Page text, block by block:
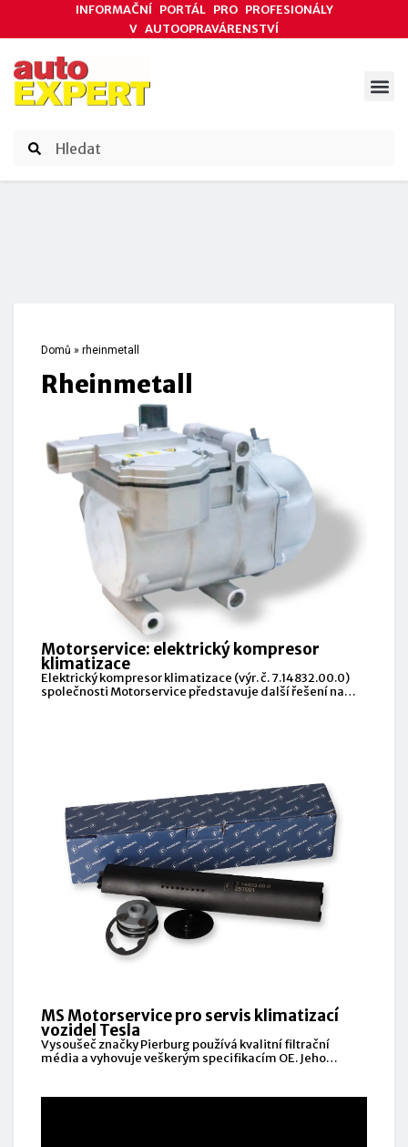
INFORMAČNÍ PORTÁL PRO PROFESIONÁLY
V AUTOOPRAVÁRENSTVÍ
Domů » rheinmetall
rheinmetall
Motorservice: elektrický kompresor
klimatizace
Elektrický kompresor klimatizace (výr. č. 7.14832.00.0)
společnosti Motorservice představuje další řešení na
MS Motorservice pro servis klimatizací
vozidel Tesla
Vysoušeč značky Pierburg používá kvalitní filtrační
média a vyhovuje veškerým specifikacím OE. Jeho